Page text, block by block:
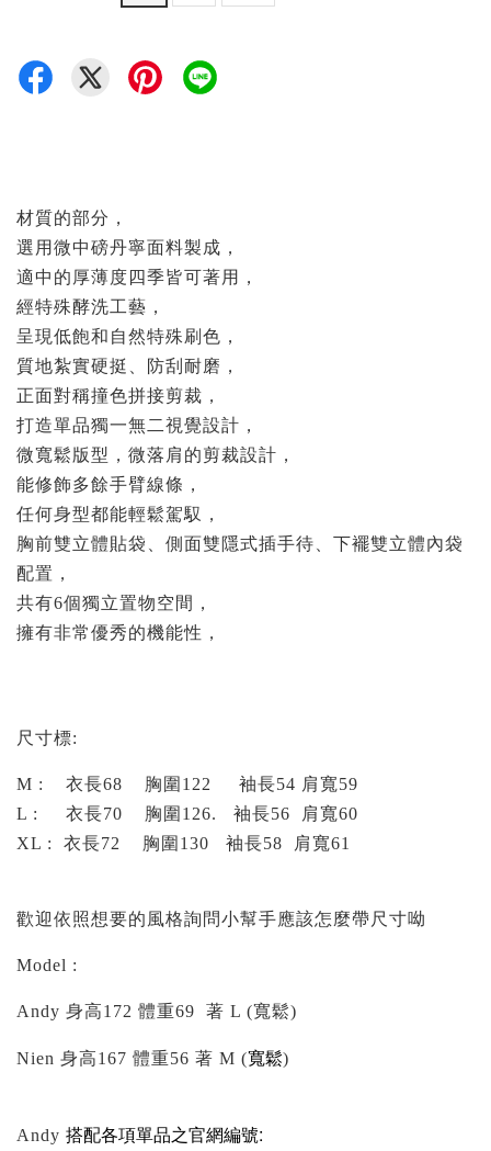
材質的部分，
選用微中磅丹寧面料製成，
適中的厚薄度四季皆可著用，
經特殊酵洗工藝，
呈現低飽和自然特殊刷色，
質地紮實硬挺、防刮耐磨，
正面對稱撞色拼接剪裁，
打造單品獨一無二視覺設計，
微寬鬆版型，微落肩的剪裁設計，
能修飾多餘手臂線條，
任何身型都能輕鬆駕馭，
胸前雙立體貼袋、側面雙隱式插手待、下襬雙立體內袋
配置，
共有6個獨立置物空間，
擁有非常優秀的機能性，
尺寸標:
M : 衣長68 胸圍122 袖長54 肩寬59
L : 衣長70 胸圍126. 袖長56 肩寬60
XL : 衣長72 胸圍130 袖長58 肩寬61
歡迎依照想要的風格詢問小幫手應該怎麼帶尺寸呦
Model :
Andy 身高172 體重69 著 L (寬鬆)
Nien 身高167 體重56 著 M (寬鬆)
Andy 搭配各項單品之官網編號: